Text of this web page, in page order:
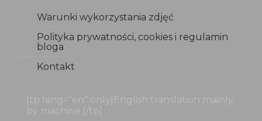
Warunki wykorzystania zdjęć
Polityka prywatności, cookies i regulamin
bloga
Kontakt
[tp lang="en" only]English translation mainly
by machine.[/tp]